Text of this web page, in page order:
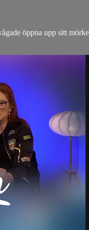
öppna upp sitt